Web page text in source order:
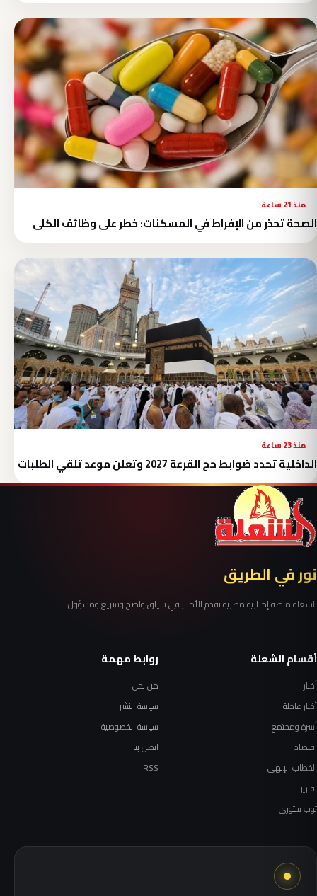
منذ 21 ساعة
الصحة تحذر من الإفراط في المسكنات: خطر على وظائف الكلى
منذ 23 ساعة
الداخلية تحدد ضوابط حج القرعة 2027 وتعلن موعد تلقي الطلبات
نور في الطريق
الشعلة منصة إخبارية مصرية تقدم الأخبار في سياق واضح وسريع ومسؤول.
أقسام الشعلة
أخبار
أخبار عاجلة
أسرة ومجتمع
اقتصاد
الخطاب الإلهي
تقارير
توب ستوري
روابط مهمة
من نحن
سياسة النشر
سياسة الخصوصية
اتصل بنا
RSS